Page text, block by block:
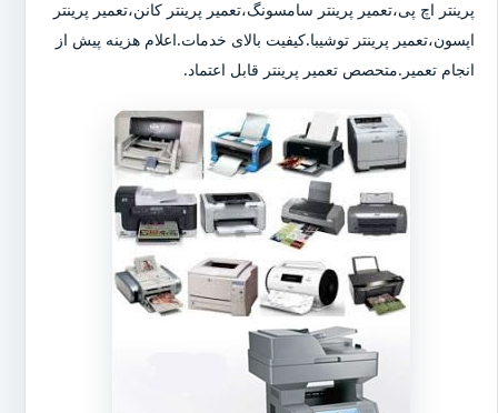
پرینتر اچ پی،تعمیر پرینتر سامسونگ،تعمیر پرینتر کانن،تعمیر پرینتر
اپسون،تعمیر پرینتر توشیبا.کیفیت بالای خدمات.اعلام هزینه پیش از
انجام تعمیر.متحصص تعمیر پرینتر قابل اعتماد.